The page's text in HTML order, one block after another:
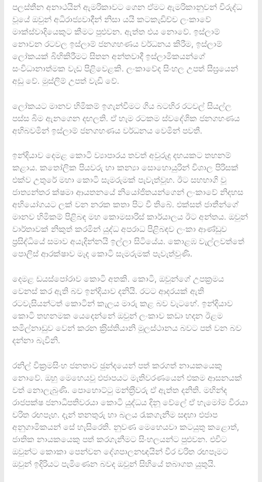
පලස්තීන අනාථයින් ඇමරිකාවට ගෙන ඒමට ඇමරිකානුවන් විරුද්ධ
වූයේ ඔවුන් අධිරාජ්‍යවාදීන් නිසා යයි කටකැඩිච්ච ලංකාවේ
මාක්ස්වාදියෙකුට කීමට පුළුවන. ඇත්ත එය නොවේ. ඉස්ලාම්
නොවන රටවල ඉස්ලාම් ජනගහණය වර්ධනය කිරීම, ඉස්ලාම්
ලෝකයක් බිහිකිරීමට සිතන අන්තවාදී ඉස්ලාමිකයන්ගේ
සංවිධානාත්මක වැඩ පිළිවෙළකි. ලංකාවේද සිංහල උපත් සීඝ‍්‍රයෙන්
අඩු වේ. මුස්ලිම් උපත් වැඩි වේ.
ලෝකයට මානව හිමිකම් ඉගැන්වීමට ගිය බටහිර රටවල් සියල්ල
පස්ස බිම ඇනගෙන දඟලති. ඒ හැම රටකම ස්වදේශික ජනගහණය
අභිබවමින් ඉස්ලාම් ජනගහණය වර්ධනය වෙමින් පවතී.
ඉන්දියාව දෙමළ කොටි ව්‍යාපාරය තවත් අවුරුදු දහයකට තහනම්
කළාය. කතෝලික පියවරු හා කන්‍යා සොහොයුරින් විශාල පිරිසක්
එක්ව උතුරේ මහා කොටි සැමරුමක් පැවැත්වූහ. ඊට සහභාගි වූ
ජාත්‍යන්තර ක්ෂමා ආයතනයේ නියෝජිතයන්ගෙන් ලංකාවේ නිදහස
අභියෝගයට ලක් වන නරක කතා පිට වී තිබේ. එක්සත් ජාතීන්ගේ
මානව හිමිකම් පිළිබඳ මහ කොමසාරිස් කාර්යාලය ඊට අන්තය. ඔවුන්
වාර්තාවක් නිකුත් කරමින් යුද්ධ අපරාධ පිළිබඳව ලංකා ආණ්ඩුව
ප‍්‍රසිද්ධියේ සමාව අයැදින්නයි ඉල්ලා සිටියේය. කොළඹ වැල්ලවත්තේ
පොලිස් ආරක්ෂාව මැද කොටි සැමරුමක් පැවැත්වුණි.
දෙමළ ඩයස්පෝරාව කොටි අතකි. කොටි, ඔවුන්ගේ උපක‍්‍රමය
වෙනස් කර ඇති බව ඉන්දියාව දනියි. රටට ආදරයක් ඇති
රටවැසියන්ටත් කොටින් කැලය මාරු කළ බව වැටහේ. ඉන්දියාව
කොටි තහනමක යෙදෙන්නේ ඔවුන් ලංකාව කඩා හදන ඊළම
තමිල්නාඩුව වෙන් කරන ක‍්‍රිස්තියානි මූලස්ථානය බවට පත් වන බව
දන්නා බැවිනි.
රනිල් වික‍්‍රමසිංහ ජනතාව ඡුන්දයෙන් පත් කරගත් නායකයෙකු
නොවේ. ඔහු මෙහෙයවූ එජාපයට මැතිවරණයෙන් එකම ආසනයක්
වත් නොලැබුණි. පොහොට්ටු මන්ත‍්‍රීවරු ඒ ඇත්ත දනිති. මහින්ද
රාජපක්ෂ ජනාධිපතිවරයා කොටි යුද්ධය දිනූ වේලේ ඒ හැමෝම වීරයා
චරිත රඟපෑහ. දැන් තනතුරු හා බලය රැකගැනීම සඳහා එජාප
අනුගාමිකයන් සේ හැසිරෙති. නුවණ මෙහෙයවා කටයුතු කළොත්,
ජාතික නායකයෙකු පත් කරගැනීමට සිංහලයන්ට පුළුවන. එවිට
ඔවුන්ට කොකා පෙන්වන දේශපාලනඥයින් වීර චරිත රඟපෑමට
ඔවුන් ඉදිරියට පැමිණෙන බවද ඔවුන් සිහියේ තබාගත යුතුයි.